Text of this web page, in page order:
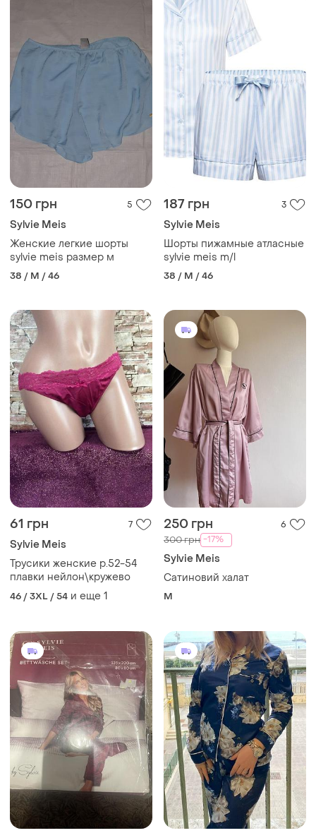
150 грн 5
Sylvie Meis
Женские легкие шорты
sylvie meis размер м
38 / M / 46
187 грн 3
Sylvie Meis
Шорты пижамные атласные
sylvie meis m/l
38 / M / 46
61 грн 7
Sylvie Meis
Трусики женские р.52-54
плавки нейлон\кружево
46 / 3XL / 54 и еще 1
250 грн 6
300 грн -17%
Sylvie Meis
Сатиновий халат
M